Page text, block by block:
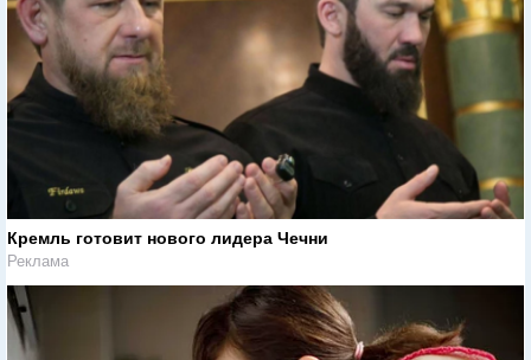
Кремль готовит нового лидера Чечни
Реклама